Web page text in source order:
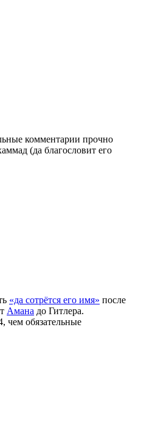
комментарии прочно
(да благословит его
«да сотрётся его имя» после
Амана до Гитлера.
чем обязательные